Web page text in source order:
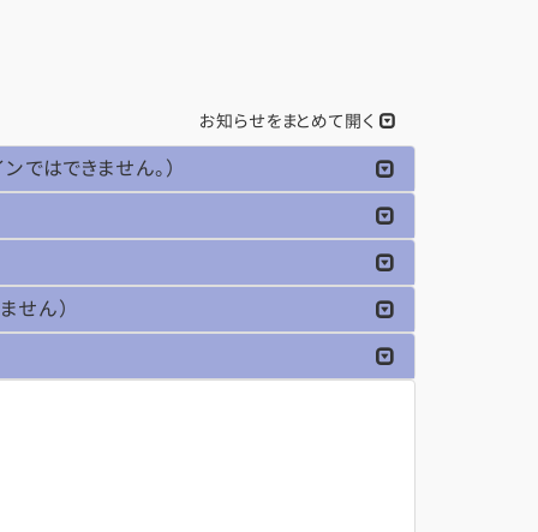
お知らせをまとめて開く
はできません。）
せん）